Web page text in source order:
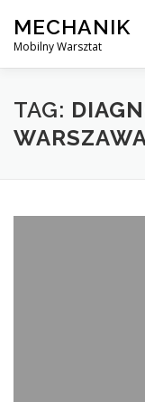
content
MECHANIK
Mobilny Warsztat
MOBILNY
TAG: